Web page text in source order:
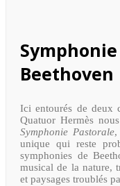
Beethoven
Ici entourés de deux
Quatuor Hermès
Symphonie Pastorale,
unique qui reste
symphonies de
musical de la nature,
et paysages troublés